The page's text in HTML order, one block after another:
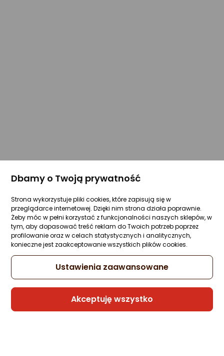
Dbamy o Twoją prywatność
Strona wykorzystuje pliki cookies, które zapisują się w
przeglądarce internetowej. Dzięki nim strona działa poprawnie.
Żeby móc w pełni korzystać z funkcjonalności naszych sklepów, w
tym, aby dopasować treść reklam do Twoich potrzeb poprzez
profilowanie oraz w celach statystycznych i analitycznych,
konieczne jest zaakceptowanie wszystkich plików cookies.
Ustawienia zaawansowane
Akceptuję wszystko